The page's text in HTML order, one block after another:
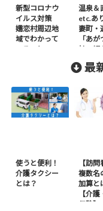
新型コロナウ
イルス対策
嬬恋村周辺地
域でわかって
いること
温泉＆
etc.あ
妻町・
「あが
峡」紹
真多め
最
使うと便利！
介護タクシー
とは？
【訪問
複数名
加算と
【介
保険】